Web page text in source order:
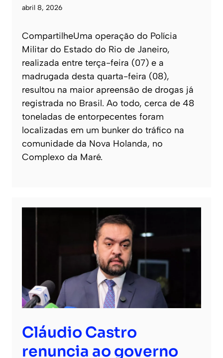
abril 8, 2026
CompartilheUma operação do Polícia
Militar do Estado do Rio de Janeiro,
realizada entre terça-feira (07) e a
madrugada desta quarta-feira (08),
resultou na maior apreensão de drogas já
registrada no Brasil. Ao todo, cerca de 48
toneladas de entorpecentes foram
localizadas em um bunker do tráfico na
comunidade da Nova Holanda, no
Complexo da Maré.
Cláudio Castro
renuncia ao governo